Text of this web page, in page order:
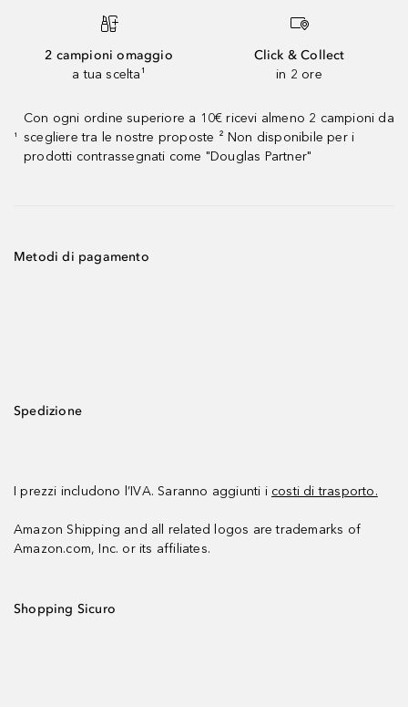
2 campioni omaggio
a tua scelta¹
Click & Collect
in 2 ore
¹
Con ogni ordine superiore a 10€ ricevi almeno 2 campioni da
scegliere tra le nostre proposte ² Non disponibile per i
prodotti contrassegnati come "Douglas Partner"
Metodi di pagamento
Spedizione
I prezzi includono l’IVA. Saranno aggiunti i costi di trasporto.
Amazon Shipping and all related logos are trademarks of
Amazon.com, Inc. or its affiliates.
Shopping Sicuro